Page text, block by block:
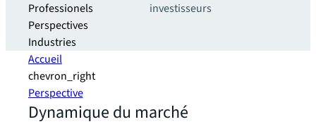
Professionels
Perspectives
Industries
investisseurs
Accueil
chevron_right
Perspective
Dynamique du marché